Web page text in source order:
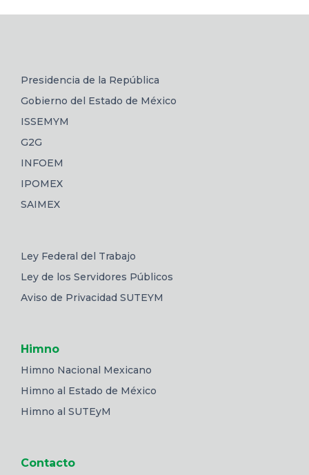
Presidencia de la República
Gobierno del Estado de México
ISSEMYM
G2G
INFOEM
IPOMEX
SAIMEX
Ley Federal del Trabajo
Ley de los Servidores Públicos
Aviso de Privacidad SUTEYM
Himno
Himno Nacional Mexicano
Himno al Estado de México
Himno al SUTEyM
Contacto